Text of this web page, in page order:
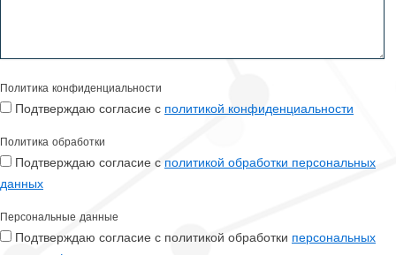
Политика конфиденциальности
Подтверждаю согласие с политикой конфиденциальности
Политика обработки
Подтверждаю согласие с политикой обработки персональных
данных
Персональные данные
Подтверждаю согласие с политикой обработки персональных